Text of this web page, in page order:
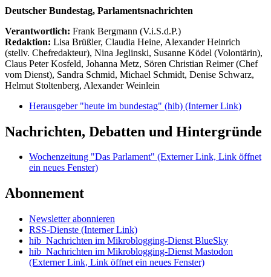
Deutscher Bundestag, Parlamentsnachrichten
Verantwortlich: Frank Bergmann (V.i.S.d.P.)
Redaktion: Lisa Brüßler, Claudia Heine, Alexander Heinrich
(stellv. Chefredakteur), Nina Jeglinski, Susanne Ködel (Volontärin),
Claus Peter Kosfeld, Johanna Metz, Sören Christian Reimer (Chef
vom Dienst), Sandra Schmid, Michael Schmidt, Denise Schwarz,
Helmut Stoltenberg, Alexander Weinlein
Herausgeber "heute im bundestag" (hib) (Interner Link)
Nachrichten, Debatten und Hintergründe
Wochenzeitung "Das Parlament" (Externer Link, Link öffnet
ein neues Fenster)
Abonnement
Newsletter abonnieren
RSS-Dienste (Interner Link)
hib_Nachrichten im Mikroblogging-Dienst BlueSky
hib_Nachrichten im Mikroblogging-Dienst Mastodon
(Externer Link, Link öffnet ein neues Fenster)